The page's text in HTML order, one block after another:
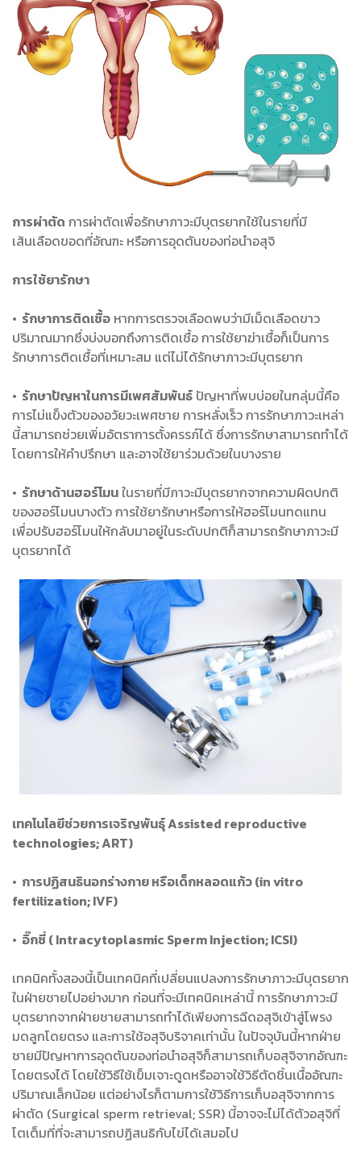
การผ่าตัด การผ่าตัดเพื่อรักษาภาวะมีบุตรยากใช้ในรายที่มี
เส้นเลือดขอดที่อัณฑะ หรือการอุดตันของท่อนำอสุจิ
การใช้ยารักษา
• รักษาการติดเชื้อ หากการตรวจเลือดพบว่ามีเม็ดเลือดขาว
ปริมาณมากซึ่งบ่งบอกถึงการติดเชื้อ การใช้ยาฆ่าเชื้อก็เป็นการ
รักษาการติดเชื้อที่เหมาะสม แต่ไม่ได้รักษาภาวะมีบุตรยาก
• รักษาปัญหาในการมีเพศสัมพันธ์ ปัญหาที่พบบ่อยในกลุ่มนี้คือ
การไม่แข็งตัวของอวัยวะเพศชาย การหลั่งเร็ว การรักษาภาวะเหล่า
นี้สามารถช่วยเพิ่มอัตราการตั้งครรภ์ได้ ซึ่งการรักษาสามารถทำได้
โดยการให้คำปรึกษา และอาจใช้ยาร่วมด้วยในบางราย
• รักษาด้านฮอร์โมนในรายที่มีภาวะมีบุตรยากจากความผิดปกติ
ของฮอร์โมนบางตัว การใช้ยารักษาหรือการให้ฮอร์โมนทดแทน
เพื่อปรับฮอร์โมนให้กลับมาอยู่ในระดับปกติก็สามารถรักษาภาวะมี
บุตรยากได้
เทคโนโลยีช่วยการเจริญพันธุ์ Assisted reproductive
technologies; ART)
• การปฏิสนธินอกร่างกาย หรือเด็กหลอดแก้ว (in vitro
fertilization; IVF)
• อิ๊กซี่ ( Intracytoplasmic Sperm Injection; ICSI)
เทคนิคทั้งสองนี้เป็นเทคนิคที่เปลี่ยนแปลงการรักษาภาวะมีบุตรยาก
ในฝ่ายชายไปอย่างมาก ก่อนที่จะมีเทคนิคเหล่านี้ การรักษาภาวะมี
บุตรยากจากฝ่ายชายสามารถทำได้เพียงการฉีดอสุจิเข้าสู่โพรง
มดลูกโดยตรง และการใช้อสุจิบริจาคเท่านั้น ในปัจจุบันนี้หากฝ่าย
ชายมีปัญหาการอุดตันของท่อนำอสุจิก็สามารถเก็บอสุจิจากอัณฑะ
โดยตรงได้ โดยใช้วิธีใช้เข็มเจาะดูดหรืออาจใช้วิธีตัดชิ้นเนื้ออัณฑะ
ปริมาณเล็กน้อย แต่อย่างไรก็ตามการใช้วิธีการเก็บอสุจิจากการ
ผ่าตัด (Surgical sperm retrieval; SSR) นี้อาจจะไม่ได้ตัวอสุจิที่
โตเต็มที่ที่จะสามารถปฏิสนธิกับไข่ได้เสมอไป